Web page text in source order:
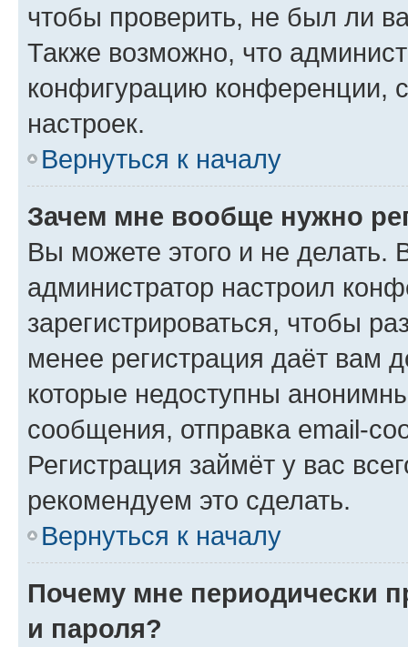
чтобы проверить, не был ли
Также возможно, что
конфигурацию конференции,
настроек.
Вернуться к началу
Зачем мне вообще нужно
Вы можете этого и не делать.
администратор настроил
зарегистрироваться, чтобы
менее регистрация даёт вам
которые недоступны
сообщения, отправка email-
Регистрация займёт у вас
рекомендуем это сделать.
Вернуться к началу
Почему мне периодически
и пароля?